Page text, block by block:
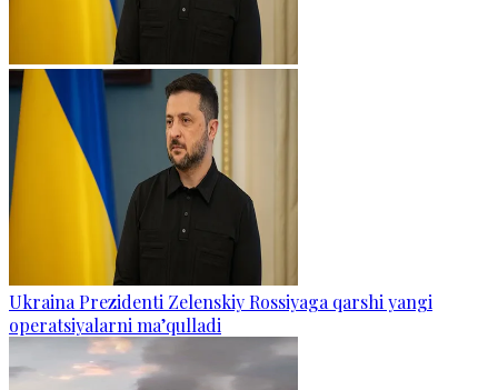
Ukraina Prezidenti Zelenskiy Rossiyaga qarshi yangi
operatsiyalarni ma’qulladi